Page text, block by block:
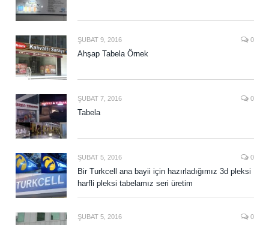
ŞUBAT 9, 2016 0
Ahşap Tabela Örnek
ŞUBAT 7, 2016 0
Tabela
ŞUBAT 5, 2016 0
Bir Turkcell ana bayii için hazırladığımız 3d pleksi
harfli pleksi tabelamız seri üretim
ŞUBAT 5, 2016 0